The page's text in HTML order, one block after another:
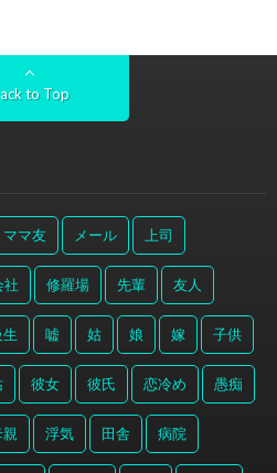
to Top
ママ友 メール 上司
社 修羅場 先輩 友人
生 嘘 姑 娘 嫁 子供
彼女 彼氏 恋冷め 愚痴
親 浮気 田舎 病院